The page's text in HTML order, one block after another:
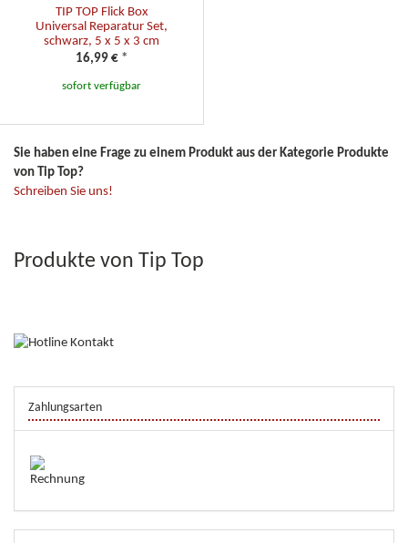
TIP TOP Flick Box
Universal Reparatur Set,
schwarz, 5 x 5 x 3 cm
16,99 € *
sofort verfügbar
Sie haben eine Frage zu einem Produkt aus der Kategorie Produkte
von Tip Top?
Schreiben Sie uns!
Produkte von Tip Top
Zahlungsarten